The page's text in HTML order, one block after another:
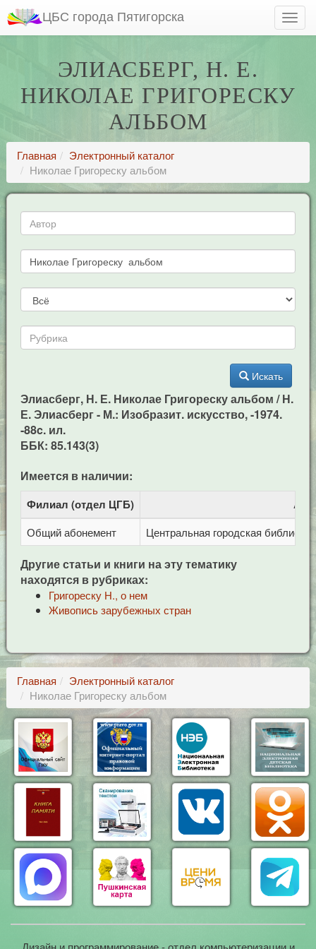
ЦБС города Пятигорска
ЭЛИАСБЕРГ, Н. Е.
НИКОЛАЕ ГРИГОРЕСКУ
АЛЬБОМ
Главная
Электронный каталог
Николае Григореску альбом
Искать
Элиасберг, Н. Е. Николае Григореску альбом / Н.
Е. Элиасберг - М.: Изобразит. искусство, -1974.
-88c. ил.
ББК: 85.143(3)
Имеется в наличии:
Филиал (отдел ЦГБ)
Общий абонемент Центральная городская
Другие статьи и книги на эту тематику
находятся в рубриках:
Григореску Н., о нем
Живопись зарубежных стран
Главная
Электронный каталог
Николае Григореску альбом